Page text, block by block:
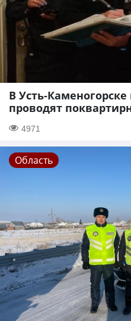
В Усть-
проводят
4971
Область